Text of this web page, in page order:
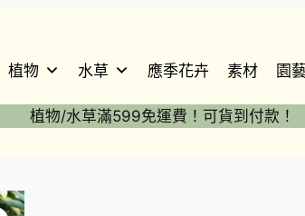
植物 水草 應季花卉 素材 園
植物/水草滿599免運費！可貨到付款！